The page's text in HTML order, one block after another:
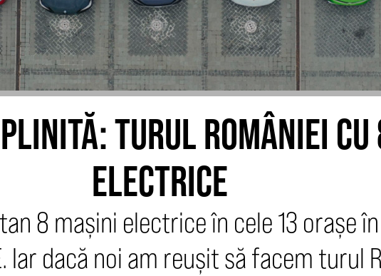
TURUL ROMÂNIEI
ELECTRICE
8 mașini electrice în cele 13 orașe
Iar dacă noi am reușit să facem turul